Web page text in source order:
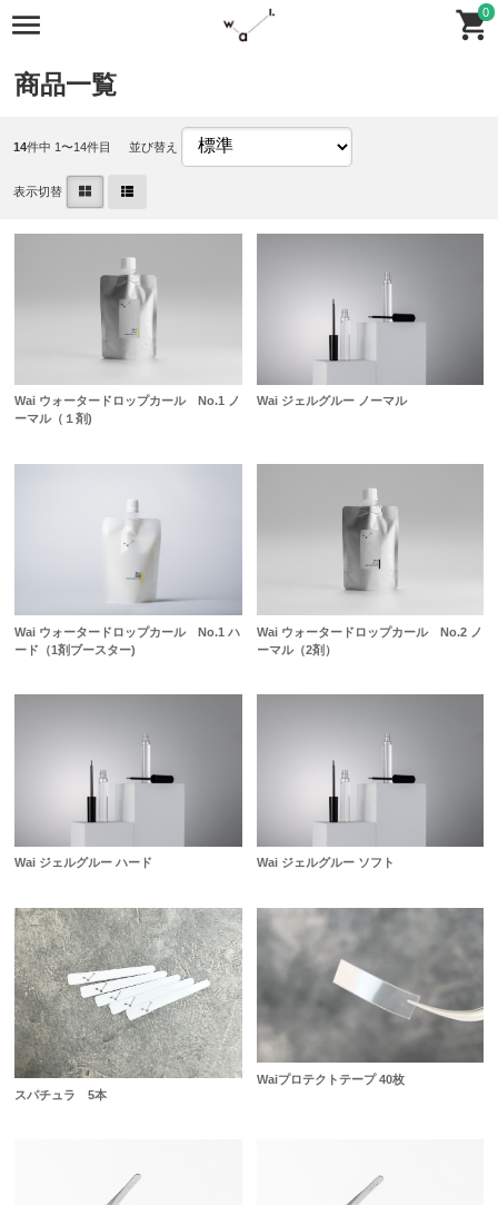
0
商品一覧
14件中 1〜14件目 並び替え
表示切替
Wai ウォータードロップカール No.1 ノ
ーマル（１剤)
Wai ジェルグルー ノーマル
Wai ウォータードロップカール No.1 ハ
ード（1剤ブースター)
Wai ウォータードロップカール No.2 ノ
ーマル（2剤）
Wai ジェルグルー ハード Wai ジェルグルー ソフト
スパチュラ 5本
Waiプロテクトテープ 40枚